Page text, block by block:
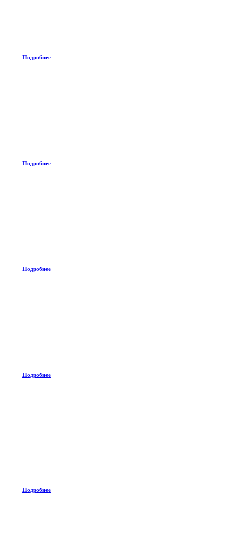
Подробнее
Подробнее
Подробнее
Подробнее
Подробнее